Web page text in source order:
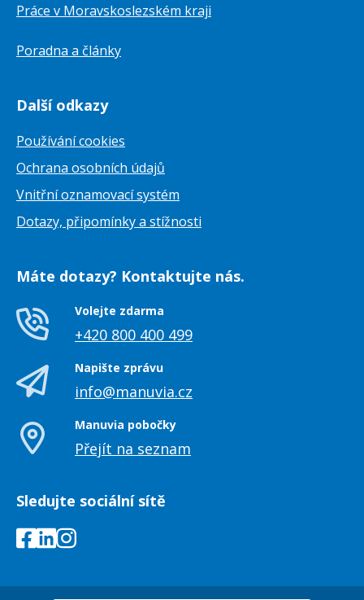
Práce v Moravskoslezském kraji
Poradna a články
Další odkazy
Používání cookies
Ochrana osobních údajů
Vnitřní oznamovací systém
Dotazy, připomínky a stížnosti
Máte dotazy? Kontaktujte nás.
Volejte zdarma
+420 800 400 499
Napište zprávu
info@manuvia.cz
Manuvia pobočky
Přejít na seznam
Sledujte sociální sítě